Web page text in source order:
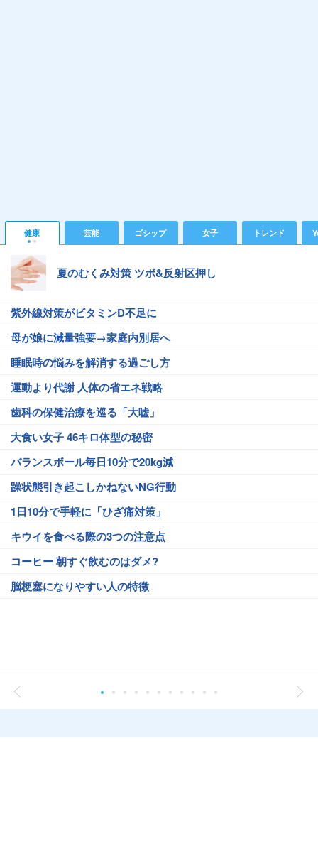
健康 芸能 ゴシップ 女子 トレンド
夏のむくみ対策 ツボ&反射区押し
紫外線対策がビタミンD不足に
母が娘に減量強要→家庭内別居へ
睡眠時の悩みを解消する過ごし方
運動より代謝 人体の省エネ戦略
歯科の保健治療を巡る「大嘘」
大食い女子 46キロ体型の秘密
バランスボール毎日10分で20kg減
躁状態引き起こしかねないNG行動
1日10分で手軽に「ひざ痛対策」
キウイを食べる際の3つの注意点
コーヒー 朝すぐ飲むのはダメ?
脳梗塞になりやすい人の特徴